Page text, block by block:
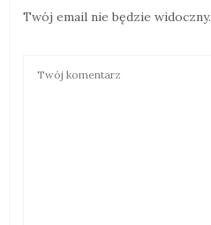
Twój email nie będzie widoczny.